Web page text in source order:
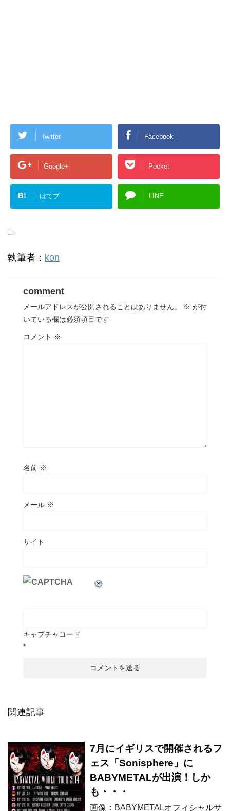
Twitter Facebook
Google+ Pocket
B! はてブ LINE
-
執筆者： kon
comment
メールアドレスが公開されることはありません。 ※ が付
いている欄は必須項目です
コメント ※
名前 ※
メール ※
サイト
キャプチャコード
*
関連記事
7月にイギリスで開催されるフ
ェス「Sonisphere」に
BABYMETALが出演！しか
も・・・
画像：BABYMETALオフィシャルサ